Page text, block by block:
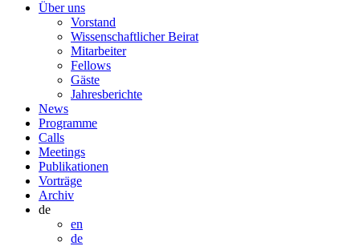
Über uns
Vorstand
Wissenschaftlicher Beirat
Mitarbeiter
Fellows
Gäste
Jahresberichte
News
Programme
Calls
Meetings
Publikationen
Vorträge
Archiv
de
en
de